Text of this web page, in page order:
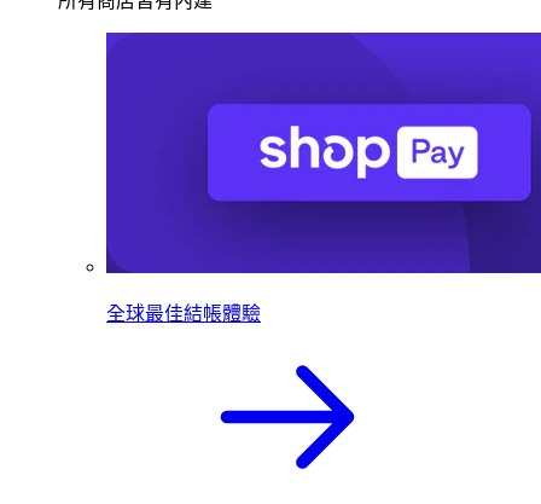
全球最佳結帳體驗